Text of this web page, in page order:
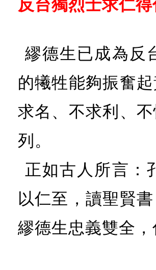
繆德生已成為反
的犧牲能夠振奮
求名、不求利、
列。
正如古人所言：
以仁至，讀聖賢
繆德生忠義雙全